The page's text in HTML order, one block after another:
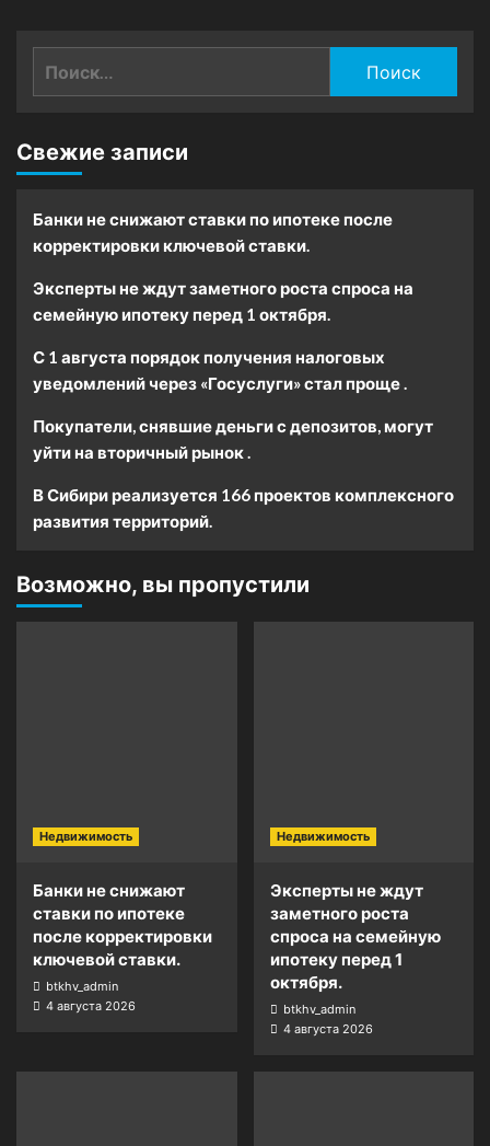
Свежие записи
Банки не снижают ставки по ипотеке после
корректировки ключевой ставки.
Эксперты не ждут заметного роста спроса на
семейную ипотеку перед 1 октября.
С 1 августа порядок получения налоговых
уведомлений через «Госуслуги» стал проще .
Покупатели, снявшие деньги с депозитов, могут
уйти на вторичный рынок .
В Сибири реализуется 166 проектов комплексного
развития территорий.
Возможно, вы пропустили
Недвижимость
Банки не снижают
ставки по ипотеке
после корректировки
ключевой ставки.
btkhv_admin
4 августа 2026
Недвижимость
Эксперты не ждут
заметного роста
спроса на семейную
ипотеку перед 1
октября.
btkhv_admin
4 августа 2026